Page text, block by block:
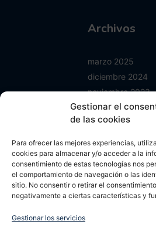
Gestionar el
de las cookies
Para ofrecer las mejores experiencias,
cookies para almacenar y/o acceder a la
consentimiento de estas tecnologías nos
el comportamiento de navegación o las
sitio. No consentir o retirar el
negativamente a ciertas características y
Gestionar los servicios
Archivos
marzo 2025
diciembre 2024
noviembre 2023
junio 2023
enero 2023
abril 2022
octubre 2021
septiembre 2021
agosto 2021